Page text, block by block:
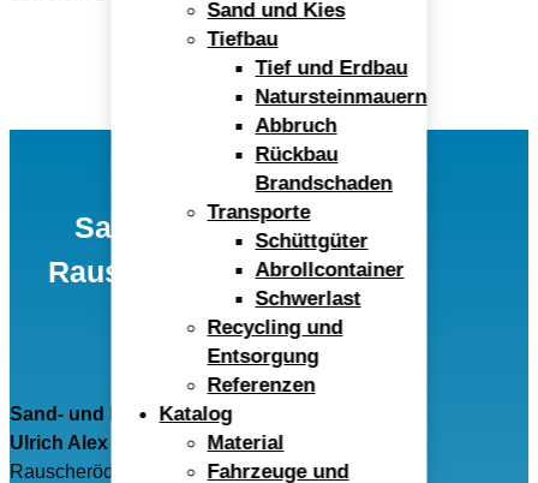
Sand und Kies
Tiefbau
Tief und Erdbau
Natursteinmauern
Abbruch
Rückbau
Brandschaden
Transporte
Schüttgüter
Abrollcontainer
Schwerlast
Recycling und
Entsorgung
Referenzen
Katalog
Material
Fahrzeuge und
Sand- und Kieswerk
Rauscheröd Ulrich Alex
GmbH
Sand- und Kieswerk Rauscheröd
Ulrich Alex GmbH
Rauscheröd 4